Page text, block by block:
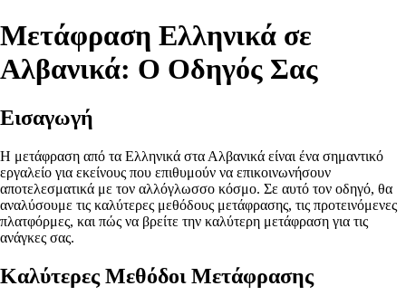
Μετάφραση Ελληνικά σε
Αλβανικά: Ο Οδηγός Σας
Εισαγωγή
Η μετάφραση από τα Ελληνικά στα Αλβανικά είναι ένα σημαντικό
εργαλείο για εκείνους που επιθυμούν να επικοινωνήσουν
αποτελεσματικά με τον αλλόγλωσσο κόσμο. Σε αυτό τον οδηγό, θα
αναλύσουμε τις καλύτερες μεθόδους μετάφρασης, τις προτεινόμενες
πλατφόρμες, και πώς να βρείτε την καλύτερη μετάφραση για τις
ανάγκες σας.
Καλύτερες Μεθόδοι Μετάφρασης